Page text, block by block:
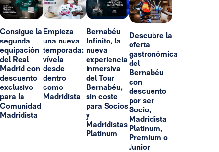
Consigue la
segunda
equipación
del Real
Madrid con
descuento
exclusivo
para la
Comunidad
Madridista
Empieza
una nueva
temporada:
vívela
desde
dentro
como
Madridista
Bernabéu
Infinito, la
nueva
experiencia
inmersiva
del Tour
Bernabéu,
sin coste
para Socios
y
Madridistas
Platinum
Descubre la
oferta
gastronómica
del
Bernabéu
con
descuento
por ser
Socio,
Madridista
Platinum,
Premium o
Junior